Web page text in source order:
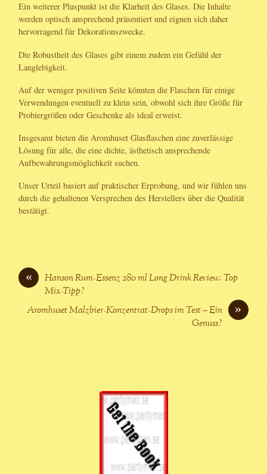
Ein weiterer Pluspunkt ist die Klarheit des Glases. Die Inhalte
werden optisch ansprechend präsentiert und eignen sich daher
hervorragend für Dekorationszwecke.
Die Robustheit des Glases gibt einem zudem ein Gefühl der
Langlebigkeit.
Auf der weniger positiven Seite könnten die Flaschen für einige
Verwendungen eventuell zu klein sein, obwohl sich ihre Größe für
Probiergrößen oder Geschenke als ideal erweist.
Insgesamt bieten die Aromhuset Glasflaschen eine zuverlässige
Lösung für alle, die eine dichte, ästhetisch ansprechende
Aufbewahrungsmöglichkeit suchen.
Unser Urteil basiert auf praktischer Erprobung, und wir fühlen uns
durch die gehaltenen Versprechen des Herstellers über die Qualität
bestätigt.
«
Hanson Rum-Essenz 280 ml Long Drink Review: Top
Mix-Tipp?
»
Aromhuset Malzbier-Konzentrat-Drops im Test – Ein
Genuss?